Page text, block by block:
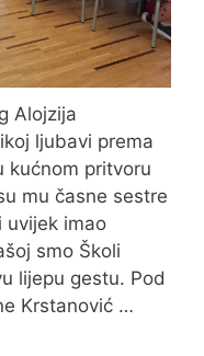
Alojzija
ljubavi prema
kućnom pritvoru
mu časne sestre
uvijek imao
smo Školi
lijepu gestu. Pod
Krstanović …